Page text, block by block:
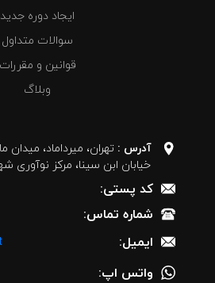
ایجاد دوره جدید
سوالات متداول
قوانین و مقررات
وبلاگ
آدرس : تهران، میرداماد، میدان
خیابان ابن سینا، مرکز
کد پستی:
شماره تماس:
ایمیل:
واتس اپ: